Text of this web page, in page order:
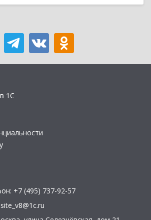
1С
+7 (495) 737-92-57
site_v8@1c.ru